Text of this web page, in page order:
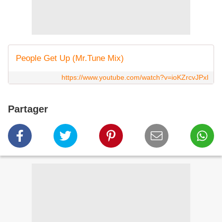
People Get Up (Mr.Tune Mix)
https://www.youtube.com/watch?v=ioKZrcvJPxI
Partager